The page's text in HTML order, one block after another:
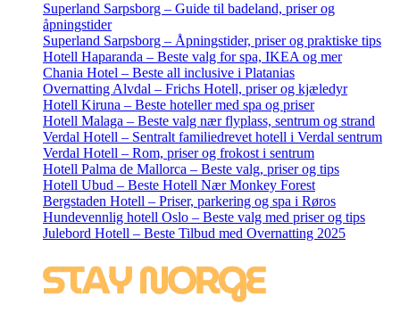
Superland Sarpsborg – Guide til badeland, priser og
åpningstider
Superland Sarpsborg – Åpningstider, priser og praktiske tips
Hotell Haparanda – Beste valg for spa, IKEA og mer
Chania Hotel – Beste all inclusive i Platanias
Overnatting Alvdal – Frichs Hotell, priser og kjæledyr
Hotell Kiruna – Beste hoteller med spa og priser
Hotell Malaga – Beste valg nær flyplass, sentrum og strand
Verdal Hotell – Sentralt familiedrevet hotell i Verdal sentrum
Verdal Hotell – Rom, priser og frokost i sentrum
Hotell Palma de Mallorca – Beste valg, priser og tips
Hotell Ubud – Beste Hotell Nær Monkey Forest
Bergstaden Hotell – Priser, parkering og spa i Røros
Hundevennlig hotell Oslo – Beste valg med priser og tips
Julebord Hotell – Beste Tilbud med Overnatting 2025